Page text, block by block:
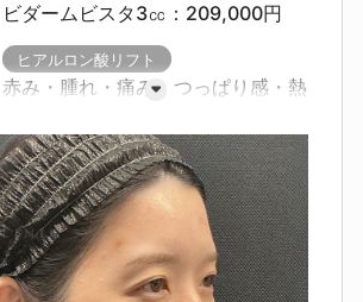
ビダームビスタ3㏄：209,000円
ヒアルロン酸リフト
赤み・腫れ・痛み・つっぱり感・熱
左右差
感染（まれに抗生剤対応
が必要）
血管内注入による血流障
害（非常にまれ）
皮膚壊死（極め
てまれ）
ニューラミス